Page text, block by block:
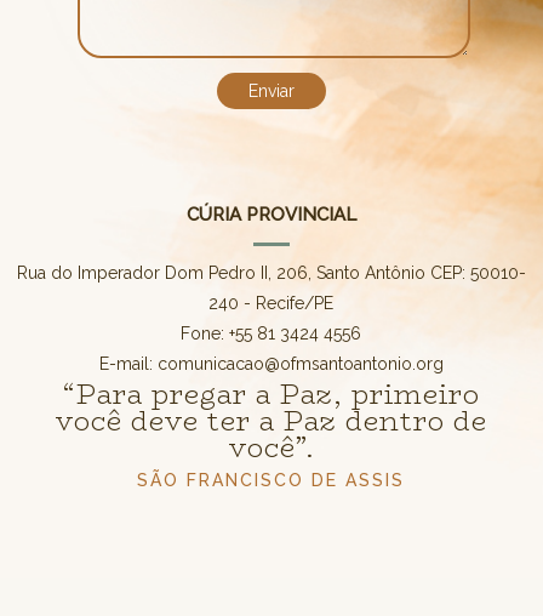
CÚRIA PROVINCIAL
Rua do Imperador Dom Pedro II, 206, Santo Antônio CEP: 50010-
240 - Recife/PE
Fone: +55 81 3424 4556
E-mail: comunicacao@ofmsantoantonio.org
“Para pregar a Paz, primeiro
você deve ter a Paz dentro de
você”.
SÃO FRANCISCO DE ASSIS